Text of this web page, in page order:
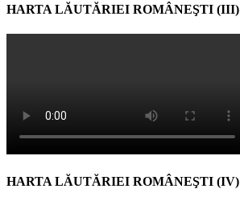
HARTA LĂUTĂRIEI ROMÂNEŞTI (III)
HARTA LĂUTĂRIEI ROMÂNEŞTI (IV)